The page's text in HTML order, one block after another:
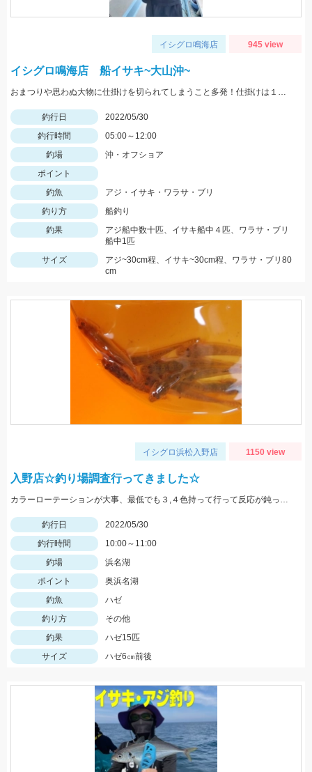
イシグロ鳴海店 945 view
イシグロ鳴海店 船イサキ~大山沖~
おまつりや思わぬ大物に仕掛けを切られてしまうこと多発！仕掛けは１０セットはあると安心です！
釣行日
2022/05/30
釣行時間
05:00～12:00
釣場
沖・オフショア
ポイント
釣魚
アジ・イサキ・ワラサ・ブリ
釣り方
船釣り
釣果
アジ船中数十匹、イサキ船中４匹、ワラサ・ブリ
船中1匹
サイズ
アジ~30cm程、イサキ~30cm程、ワラサ・ブリ80
cm
イシグロ浜松入野店 1150 view
入野店☆釣り場調査行ってきました☆
カラーローテーションが大事、最低でも３,４色持って行って反応が鈍ったら色を変えてみよう。
釣行日
2022/05/30
釣行時間
10:00～11:00
釣場
浜名湖
ポイント
奥浜名湖
釣魚
ハゼ
釣り方
その他
釣果
ハゼ15匹
サイズ
ハゼ6㎝前後